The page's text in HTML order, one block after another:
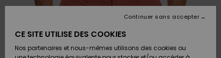
Chaussures
Chaussures
FEMME
A
Surf
Shop
Enfant
Snow
Shop
Enfant
Enfant
Retours
CE SITE UTILISE DES COOKIES
Nos partenaires et nous-mêmes utilisons des cookies ou
Continuer sans accepter